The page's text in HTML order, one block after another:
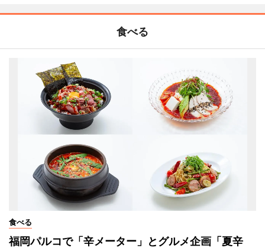
食べる
食べる
福岡パルコで「辛メーター」とグルメ企画「夏辛